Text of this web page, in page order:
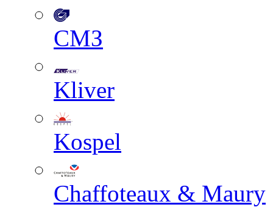
СМЗ
Kliver
Kospel
Chaffoteaux & Maury